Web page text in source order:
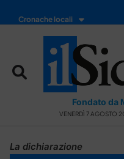
Cronache locali
Fondato da
VENERDÌ 7 AGOSTO
La dichiarazione